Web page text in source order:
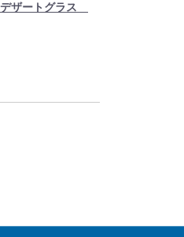
デザートグラス